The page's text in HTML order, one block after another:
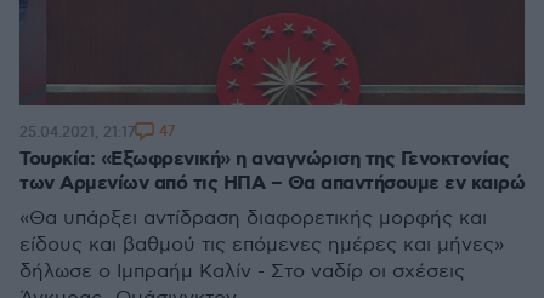
Τουρκία: «Εξωφρενική» η αναγνώριση της Γενοκτονίας
των Αρμενίων από τις ΗΠΑ – Θα απαντήσουμε εν καιρώ
«Θα υπάρξει αντίδραση διαφορετικής μορφής και
είδους και βαθμού τις επόμενες ημέρες και μήνες»
δήλωσε ο Ιμπραήμ Καλίν - Στο ναδίρ οι σχέσεις
25.04.2021, 21:17 47